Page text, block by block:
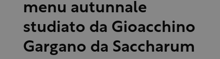
menu autunnale
studiato da Gioacchino
Gargano da Saccharum